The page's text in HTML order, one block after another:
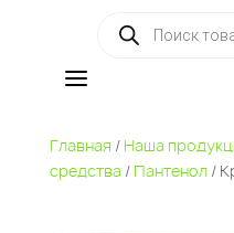
a
Главная / Наша
средства/ Пантенол/